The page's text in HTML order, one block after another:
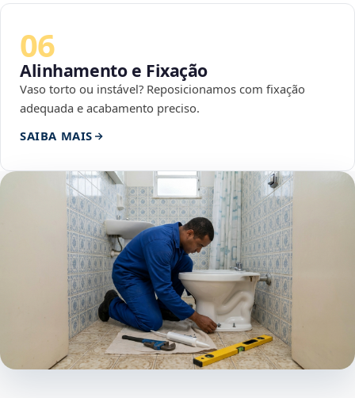
06
Alinhamento e Fixação
Vaso torto ou instável? Reposicionamos com fixação
adequada e acabamento preciso.
SAIBA MAIS